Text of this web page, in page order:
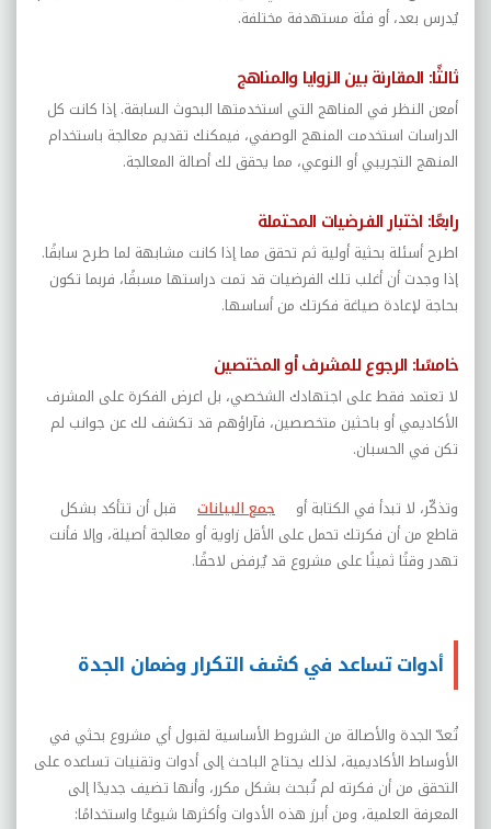
يُدرس بعد، أو فئة مستهدفة مختلفة.
ثالثًا: المقارنة بين الزوايا والمناهج
أمعن النظر في المناهج التي استخدمتها البحوث السابقة. إذا كانت كل
الدراسات استخدمت المنهج الوصفي، فيمكنك تقديم معالجة باستخدام
المنهج التجريبي أو النوعي، مما يحقق لك أصالة المعالجة.
رابعًا: اختبار الفرضيات المحتملة
اطرح أسئلة بحثية أولية ثم تحقق مما إذا كانت مشابهة لما طرح سابقًا.
إذا وجدت أن أغلب تلك الفرضيات قد تمت دراستها مسبقًا، فربما تكون
بحاجة لإعادة صياغة فكرتك من أساسها.
خامسًا: الرجوع للمشرف أو المختصين
لا تعتمد فقط على اجتهادك الشخصي، بل اعرض الفكرة على المشرف
الأكاديمي أو باحثين متخصصين، فآراؤهم قد تكشف لك عن جوانب لم
تكن في الحسبان.
وتذكّر، لا تبدأ في الكتابة أو جمع البيانات
قبل أن تتأكد بشكل
قاطع من أن فكرتك تحمل على الأقل زاوية أو معالجة أصيلة، وإلا فأنت
تهدر وقتًا ثمينًا على مشروع قد يُرفض لاحقًا.
أدوات تساعد في كشف التكرار وضمان الجدة
تُعدّ الجدة والأصالة من الشروط الأساسية لقبول أي مشروع بحثي في
الأوساط الأكاديمية، لذلك يحتاج الباحث إلى أدوات وتقنيات تساعده على
التحقق من أن فكرته لم تُبحث بشكل مكرر، وأنها تضيف جديدًا إلى
المعرفة العلمية، ومن أبرز هذه الأدوات وأكثرها شيوعًا واستخدامًا: